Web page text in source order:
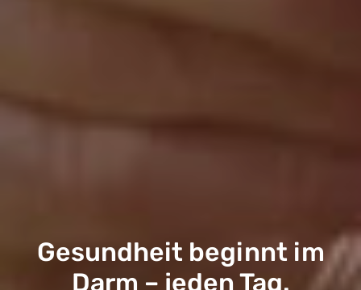
Gesundheit beginnt im
Darm – jeden Tag.